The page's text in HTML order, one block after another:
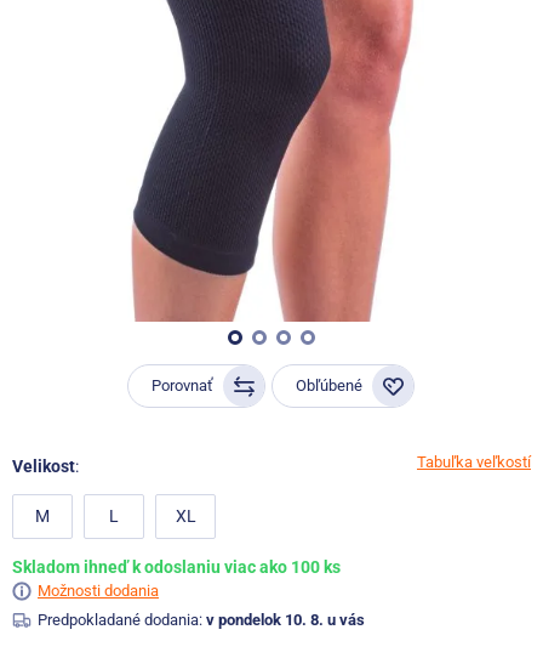
Tabuľka veľkostí
Velikost:
M L XL
Skladom ihneď k odoslaniu viac ako 100 ks
Možnosti dodania
Predpokladané dodania: v pondelok 10. 8. u vás
Porovnať Obľúbené